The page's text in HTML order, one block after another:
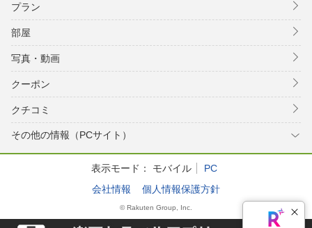
プラン
部屋
写真・動画
クーポン
クチコミ
その他の情報（PCサイト）
表示モード： モバイル
PC
会社情報
個人情報保護方針
© Rakuten Group, Inc.